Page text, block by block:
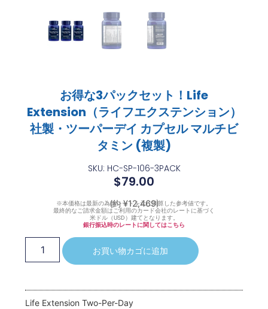
お得な3パックセット！Life
Extension（ライフエクステンション）
社製・ツーパーデイ カプセル マルチビ
タミン (複製)
SKU: HC-SP-106-3PACK
$79.00
(約 ¥12,469)
※本価格は最新の為替レートを元に換算した参考値です。
最終的なご請求金額はご利用のカード会社のレートに基づく
米ドル（USD）建てとなります。
銀行振込時のレートに関してはこちら
お買い物カゴに追加
Life Extension Two-Per-Day